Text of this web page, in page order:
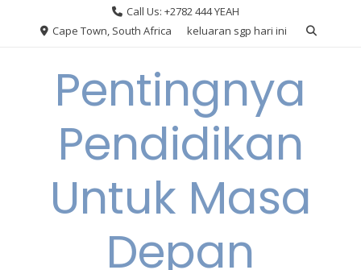
Call Us: +2782 444 YEAH
Cape Town, South Africa
keluaran sgp hari ini
Pentingnya
Pendidikan
Untuk Masa
Depan